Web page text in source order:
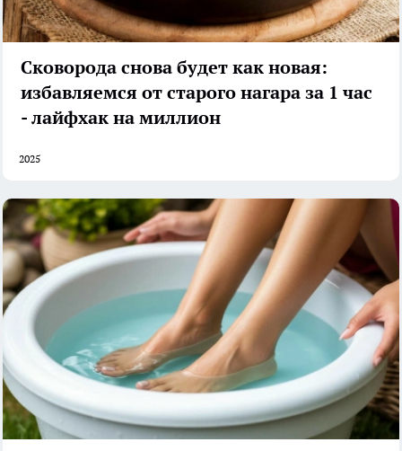
Сковорода снова будет как новая:
избавляемся от старого нагара за 1 час
- лайфхак на миллион
2025